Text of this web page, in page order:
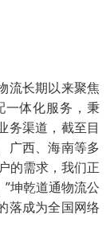
流长期以来聚焦
一体化服务，秉
务渠道，截至目
广西、海南等多
的需求，我们正
坤乾道通物流公
落成为全国网络